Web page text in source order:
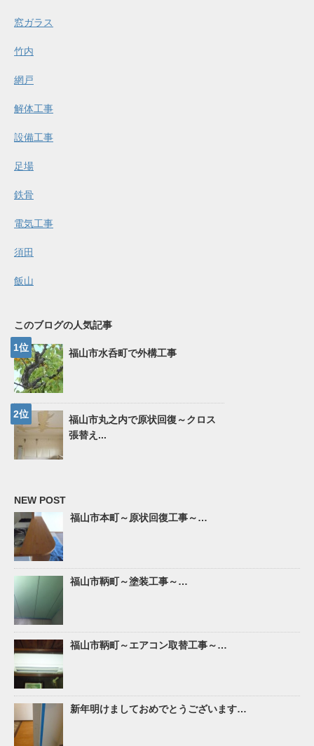
窓ガラス
竹内
網戸
解体工事
設備工事
足場
鉄骨
電気工事
須田
飯山
このブログの人気記事
福山市水呑町で外構工事
福山市丸之内で原状回復～クロス
張替え...
NEW POST
福山市本町～原状回復工事～…
福山市鞆町～塗装工事～…
福山市鞆町～エアコン取替工事～…
新年明けましておめでとうございます…